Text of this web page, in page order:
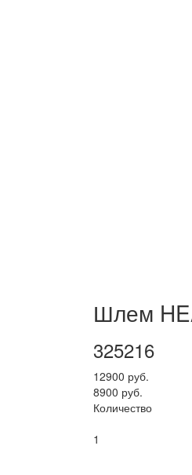
Шлем
325216
12900 руб.
8900 руб.
Количество
1